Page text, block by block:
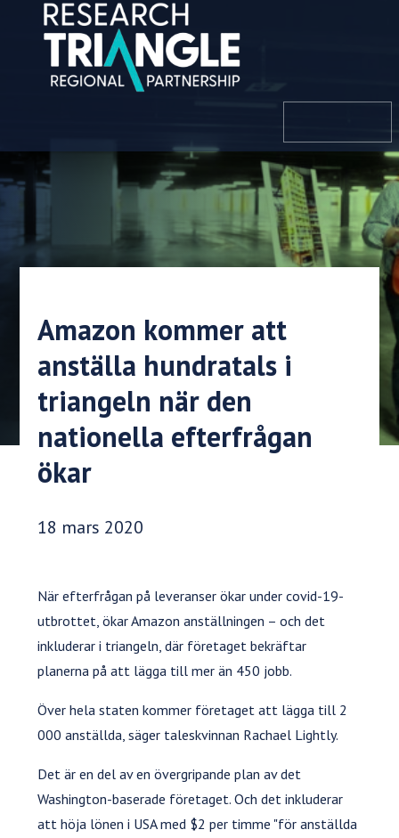
Hoppa till innehållet
Amazon kommer att
anställa hundratals i
triangeln när den
nationella efterfrågan
ökar
Publiceringsdatum:
18 mars 2020
När efterfrågan på leveranser ökar under covid-19-
utbrottet, ökar Amazon anställningen – och det
inkluderar i triangeln, där företaget bekräftar
planerna på att lägga till mer än 450 jobb.
Över hela staten kommer företaget att lägga till 2
000 anställda, säger taleskvinnan Rachael Lightly.
Det är en del av en övergripande plan av det
Washington-baserade företaget. Och det inkluderar
att höja lönen i USA med $2 per timme "för anställda